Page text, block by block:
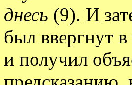
днесь (9). И
был ввергнут
и получил